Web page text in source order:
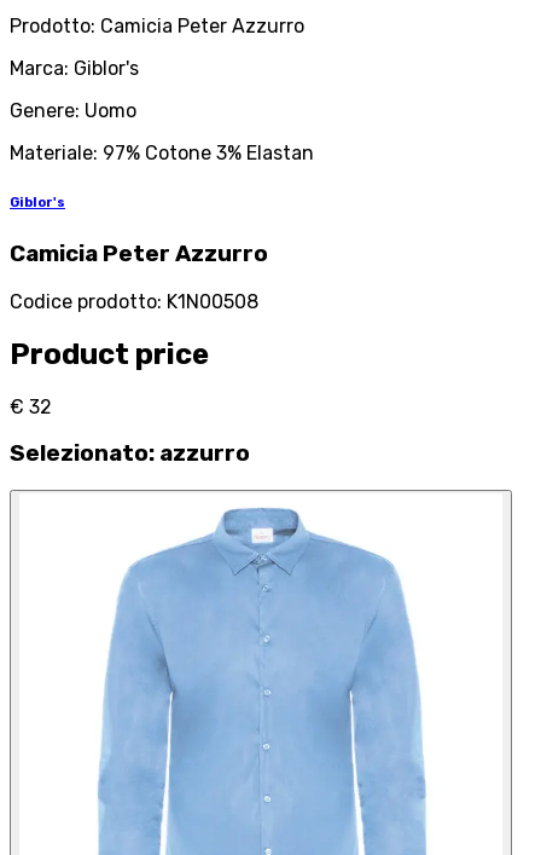
Prodotto: Camicia Peter Azzurro
Marca: Giblor's
Genere: Uomo
Materiale: 97% Cotone 3% Elastan
Giblor's
Camicia Peter Azzurro
Codice prodotto: K1N00508
Product price
€ 32
Selezionato: azzurro